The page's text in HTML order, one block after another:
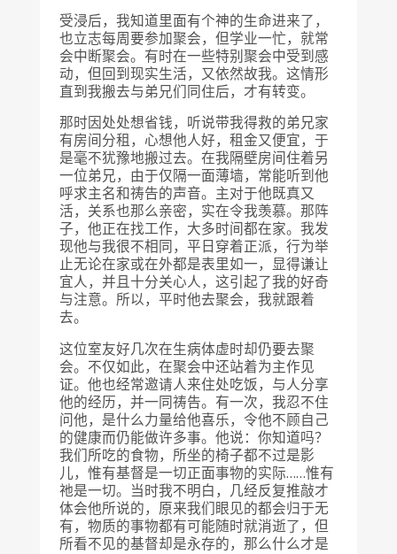
受浸后，我知道里面有个神的生命进来了，
也立志每周要参加聚会，但学业一忙，就常
会中断聚会。有时在一些特别聚会中受到感
动，但回到现实生活，又依然故我。这情形
直到我搬去与弟兄们同住后，才有转变。
那时因处处想省钱，听说带我得救的弟兄家
有房间分租，心想他人好，租金又便宜，于
是毫不犹豫地搬过去。在我隔壁房间住着另
一位弟兄，由于仅隔一面薄墙，常能听到他
呼求主名和祷告的声音。主对于他既真又
活，关系也那么亲密，实在令我羡慕。那阵
子，他正在找工作，大多时间都在家。我发
现他与我很不相同，平日穿着正派，行为举
止无论在家或在外都是表里如一，显得谦让
宜人，并且十分关心人，这引起了我的好奇
与注意。所以，平时他去聚会，我就跟着
去。
这位室友好几次在生病体虚时却仍要去聚
会。不仅如此，在聚会中还站着为主作见
证。他也经常邀请人来住处吃饭，与人分享
他的经历，并一同祷告。有一次，我忍不住
问他，是什么力量给他喜乐，令他不顾自己
的健康而仍能做许多事。他说：你知道吗？
我们所吃的食物，所坐的椅子都不过是影
儿，惟有基督是一切正面事物的实际……惟有
祂是一切。当时我不明白，几经反复推敲才
体会他所说的，原来我们眼见的都会归于无
有，物质的事物都有可能随时就消逝了，但
所看不见的基督却是永存的，那么什么才是